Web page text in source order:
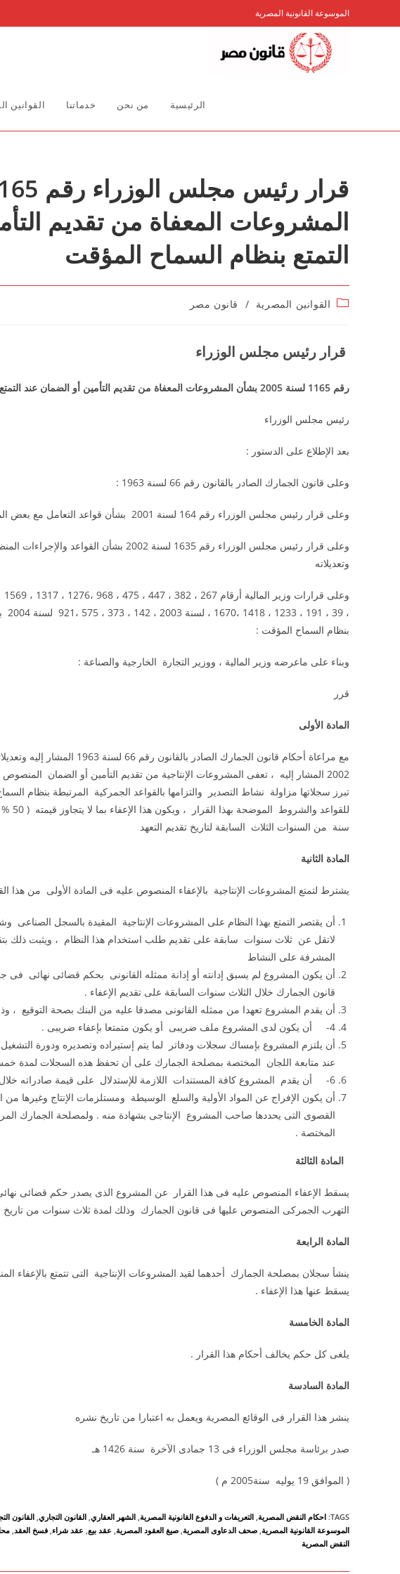
to
الموسوعة القانونية المصرية
الرئيسية من نحن خدماتنا القوانين
المشروعات المعفاة من تقديم
التمتع بنظام السماح المؤقت
Post
القوانين المصرية / قانون مصر
قرار رئيس مجلس الوزراء
رقم 1165 لسنة 2005 بشأن المشروعات المعفاة من تقديم التأمين أو الضمان عند التمتع بنظام
رئيس مجلس الوزراء
بعد الإطلاع على الدستور :
وعلى قانون الجمارك الصادر بالقانون رقم 66 لسنة 1963 :
وعلى قرار رئيس مجلس الوزراء رقم 164 لسنة 2001 بشأن قواعد التعامل مع بعض المصدرين :
وعلى قرار رئيس مجلس الوزراء رقم 1635 لسنة
وتعديلاته
بنظام السماح المؤقت :
وبناء على ماعرضه وزير المالية ، ووزير التجارة الخارجية والصناعة :
قرر
المادة الأولى
تبرز سجلاتها مزاولة نشاط التصدير والتزامها بالقواعد الجمركية المرتبطة بنظام
سنة من السنوات الثلاث السابقة لتاريخ تقديم التعهد
المادة الثانية
يشترط لتمتع المشروعات الإنتاجية بالإعفاء المنصوص عليه فى المادة الأولى من هذا
أن يقتصر التمتع بهذا النظام على المشروعات الإنتاجية المقيدة بالسجل الصناعى
لاتقل عن ثلاث سنوات سابقة على تقديم طلب استخدام هذا النظام ، ويثبت ذلك
المشرفة على النشاط
أن يكون المشروع لم يسبق إدانته أو إدانة ممثله القانونى بحكم قضائى نهائى
قانون الجمارك خلال الثلاث سنوات السابقة على تقديم الإعفاء .
أن يقدم المشروع تعهدا من ممثله القانونى مصدقا عليه من البنك بصحة التوقيع ،
4- أن يكون لدى المشروع ملف ضريبى أو يكون متمتعا بإعفاء ضريبى .
أن يلتزم المشروع بإمساك سجلات ودفاتر لما يتم إستيراده وتصديره ودورة
عند متابعة اللجان المختصة بمصلحة الجمارك على أن تحفظ هذه السجلات لمدة
6- أن يقدم المشروع كافة المستندات اللازمة للإستدلال على قيمة صادراته خلال الثلاث سنوات السابقة على تقديم الطلب .
أن يكون الإفراج عن المواد الأولية والسلع الوسيطة ومستلزمات الإنتاج وغيرها من
القصوى التى يحددها صاحب المشروع الإنتاجى بشهادة منه . ولمصلحة الجمارك
المختصة .
المادة الثالثة
يسقط الإعفاء المنصوص عليه فى هذا القرار عن المشروع الذى يصدر حكم قضائى نهائى
التهرب الجمركى المنصوص عليها فى قانون الجمارك وذلك لمدة ثلاث سنوات من تاريخ
المادة الرابعة
ينشأ سجلان بمصلحة الجمارك أحدهما لقيد المشروعات الإنتاجية التى تتمتع بالإعفاء
يسقط عنها هذا الإعفاء .
المادة الخامسة
يلغى كل حكم يخالف أحكام هذا القرار .
المادة السادسة
ينشر هذا القرار فى الوقائع المصرية ويعمل به اعتبارا من تاريخ نشره
صدر برئاسة مجلس الوزراء فى 13 جمادى الآخرة سنة 1426 هـ
( الموافق 19 يوليه سنة2005 م )
TAGS
: احكام النقض المصرية, التعريفات و الدفوع القانونية المصرية, الشهر العقاري, القانون التجاري, القانون
الموسوعة القانونية المصرية, صحف الدعاوى المصرية, صيغ العقود المصرية, عقد بيع, عقد شراء, فسخ العقد,
النقض المصرية